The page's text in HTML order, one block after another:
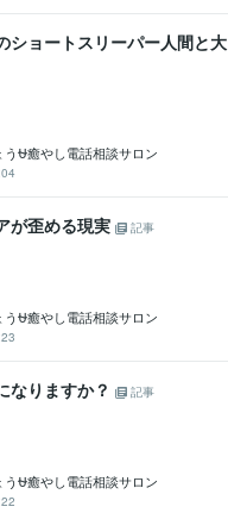
ショートスリーパー人間と大
う⛎癒やし電話相談サロン
が歪める現実
記事
う⛎癒やし電話相談サロン
なりますか？
記事
う⛎癒やし電話相談サロン